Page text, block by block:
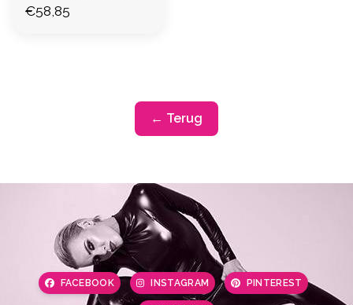
Crop Top Bralette en
€58,85
← Terug
FACEBOOK INSTAGRAM PINTEREST